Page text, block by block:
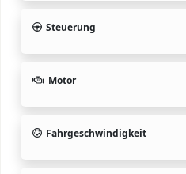
Steuerung
Motor
Fahrgeschwindigkeit